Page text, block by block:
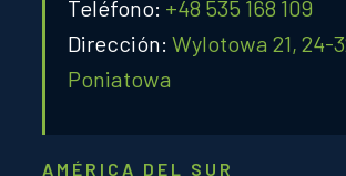
Teléfono: +48 535 168 109
Dirección:Wylotowa 21, 24-
Poniatowa
AMÉRICA DEL SUR